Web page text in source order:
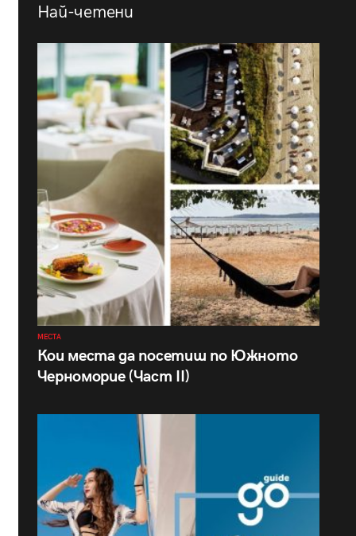
Най-четени
МЕСТА
Кои места да посетиш по Южното
Черноморие (Част II)